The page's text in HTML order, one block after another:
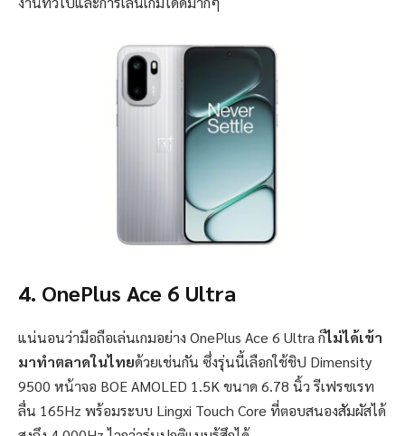
4. OnePlus Ace 6 Ultra
แน่นอนว่ามือถือเล่นเกมอย่าง OnePlus Ace 6 Ultra ก็ไม่ได้เข้า
มาทำตลาดในไทยด้วยเช่นกัน ซึ่งรุ่นนี้เลือกใช้ชิป Dimensity
9500 หน้าจอ BOE AMOLED 1.5K ขนาด 6.78 นิ้ว รีเฟรชเรท
ลื่น 165Hz พร้อมระบบ Lingxi Touch Core ที่ตอบสนองสัมผัสได้